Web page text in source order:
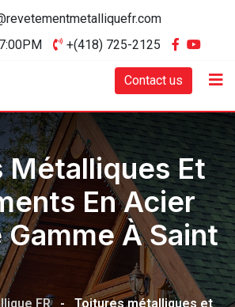
+(418) 725-2125
Contact us
Métalliques Et
En Acier
Gamme À Saint
FR -
Toitures métalliques et